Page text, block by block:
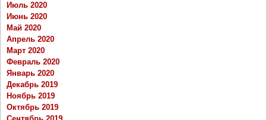
Июль 2020
Июнь 2020
Май 2020
Апрель 2020
Март 2020
Февраль 2020
Январь 2020
Декабрь 2019
Ноябрь 2019
Октябрь 2019